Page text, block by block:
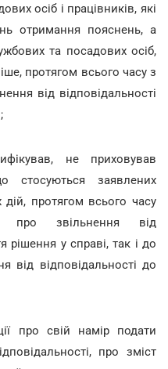
осіб і працівників, які
отримання пояснень, а
та посадових осіб,
протягом всього часу з
від відповідальності
не приховував
стосуються заявлених
дій, протягом всього часу
звільнення від
рішення у справі, так і до
від відповідальності до
про свій намір подати
про зміст